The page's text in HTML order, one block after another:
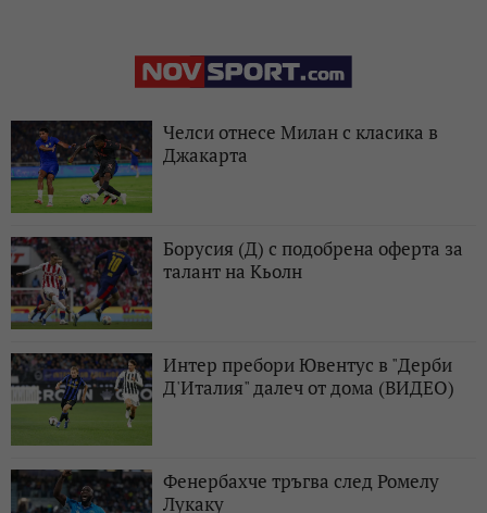
Челси отнесе Милан с класика в
Джакарта
Борусия (Д) с подобрена оферта за
талант на Кьолн
Интер пребори Ювентус в "Дерби
Д'Италия" далеч от дома (ВИДЕО)
Фенербахче тръгва след Ромелу
Лукаку